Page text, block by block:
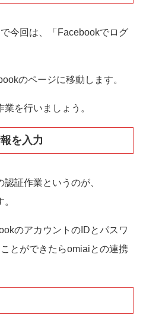
今回は、「Facebookでログ
のページに移動します。
を行いましょう。
を入力
証作業というのが、
のアカウントのIDとパスワ
とができたらomiaiとの連携